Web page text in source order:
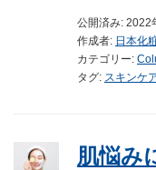
公開済み: 2022
作成者: 日本化
カテゴリー:
タグ: スキンケ
肌悩み